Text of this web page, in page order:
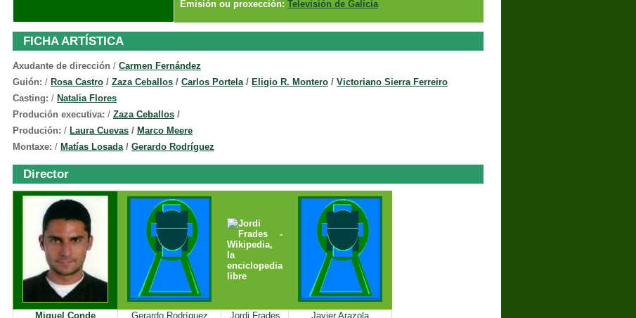
Emisión ou proxección: Televisión de Galicia
FICHA ARTÍSTICA
Axudante de dirección / Carmen Fernández
Guión: / Rosa Castro / Zaza Ceballos / Carlos Portela/ Eligio R. Montero / Victoriano Sierra Ferreiro
Casting: / Natalia Flores
Produción executiva: / Zaza Ceballos /
Produción: / Laura Cuevas / Marco Meere
Montaxe: / Matías Losada/ Gerardo Rodríguez
Director
Miguel Conde Gerardo Rodríguez Jordi Frades Javier Arazola